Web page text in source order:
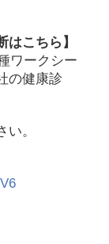
はこちら】
ワークシー
の健康診
。